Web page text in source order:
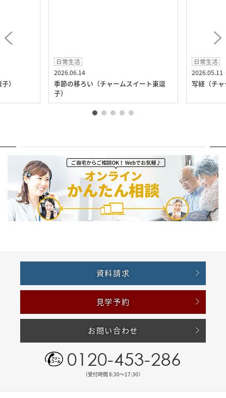
）
日常生活
2026.06.14
季節の移ろい（チャームスイート東逗
子）
日常生活
2026.05.11
写経（チ
資料請求
見学予約
お問い合わせ
0120-453-286
（受付時間 8:30〜17:30）